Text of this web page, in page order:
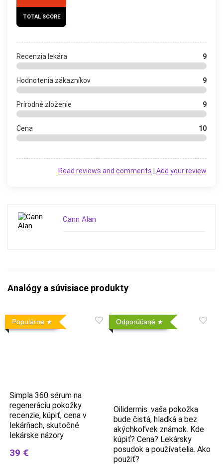
TOTAL SCORE
Recenzia lekára 9
Hodnotenia zákazníkov 9
Prírodné zloženie 9
Cena 10
Add your review
Read reviews and comments
Cann Alan
Analógy a súvisiace produkty
Populárne
Simpla 360 sérum na
regeneráciu pokožky
recenzie, kúpiť, cena v
lekárňach, skutočné
lekárske názory
39 €
Odporúčané
Oilidermis: vaša pokožka
bude čistá, hladká a bez
akýchkoľvek známok. Kde
kúpiť? Cena? Lekársky
posudok a používatelia. Ako
použiť?